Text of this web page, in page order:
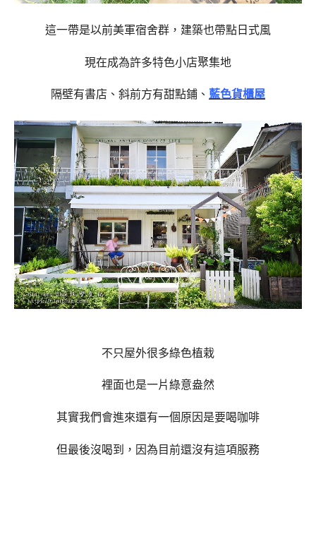
這一帶是以前美軍宿舍群，建築也帶點日式風
現在成為許多特色小店聚集地
隔壁有書店、斜前方有甜點鋪、 藍色貨櫃屋
不只屋外很多綠色植栽
裡面也是一片綠意盎然
其實我們會進來還有一個原因是要喝咖啡
但最後沒喝到，因為目前還沒有這項服務